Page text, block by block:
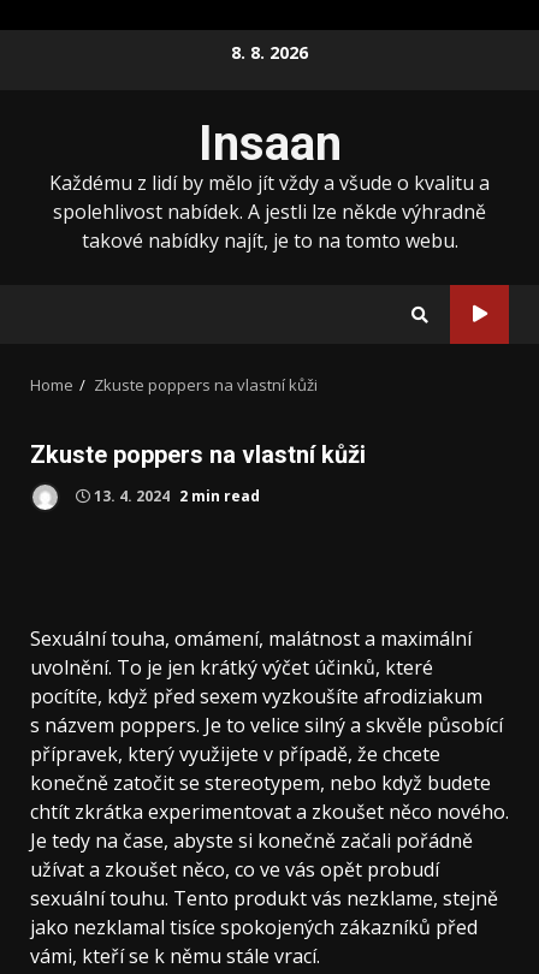
8. 8. 2026
Insaan
Každému z lidí by mělo jít vždy a všude o kvalitu a
spolehlivost nabídek. A jestli lze někde výhradně
takové nabídky najít, je to na tomto webu.
Home Zkuste poppers na vlastní kůži
Zkuste poppers na vlastní kůži
13. 4. 2024 2 min read
Sexuální touha, omámení, malátnost a maximální
uvolnění. To je jen krátký výčet účinků, které
pocítíte, když před sexem vyzkoušíte afrodiziakum
s názvem poppers. Je to velice silný a skvěle působící
přípravek, který využijete v případě, že chcete
konečně zatočit se stereotypem, nebo když budete
chtít zkrátka experimentovat a zkoušet něco nového.
Je tedy na čase, abyste si konečně začali pořádně
užívat a zkoušet něco, co ve vás opět probudí
sexuální touhu. Tento produkt vás nezklame, stejně
jako nezklamal tisíce spokojených zákazníků před
vámi, kteří se k němu stále vrací.